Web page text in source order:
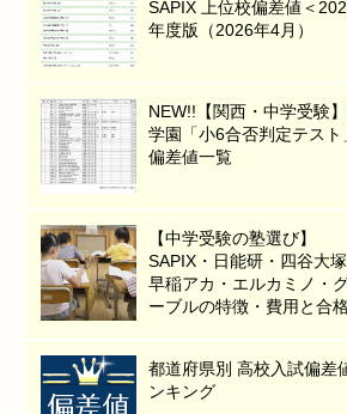
SAPIX 上位校偏差値＜
年度版（2026年4月）
NEW!!【関西・中学受験
学園「小6合否判定テスト
偏差値一覧
【中学受験の塾選び】
SAPIX・日能研・四谷大塚
早稲アカ・エルカミノ・
ーブルの特徴・費用と合
都道府県別 高校入試偏差
ンキング